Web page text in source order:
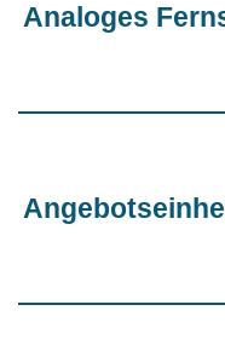
Analoges